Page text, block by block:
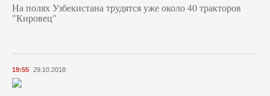
На полях Узбекистана трудятся уже около 40 тракторов
"Кировец"
19:55 29.10.2018